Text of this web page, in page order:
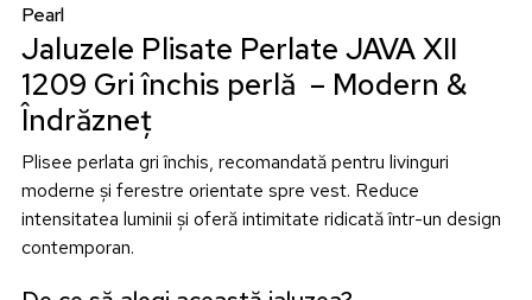
Pearl
Jaluzele Plisate Perlate JAVA XII
1209 Gri închis perlă – Modern &
Îndrăzneț
Plisee perlata gri închis, recomandată pentru livinguri
moderne și ferestre orientate spre vest. Reduce
intensitatea luminii și oferă intimitate ridicată într-un design
contemporan.